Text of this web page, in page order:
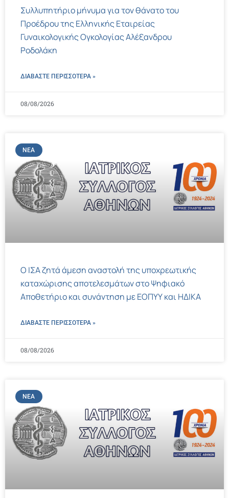
Συλλυπητήριο μήνυμα για τον θάνατο του
Προέδρου της Ελληνικής Εταιρείας
Γυναικολογικής Ογκολογίας Αλέξανδρου
Ροδολάκη
ΔΙΑΒΑΣΤΕ ΠΕΡΙΣΣΌΤΕΡΑ »
08/08/2026
ΝΈΑ
Ο ΙΣΑ ζητά άμεση αναστολή της υποχρεωτικής
καταχώρισης αποτελεσμάτων στο Ψηφιακό
Αποθετήριο και συνάντηση με ΕΟΠΥΥ και ΗΔΙΚΑ
ΔΙΑΒΑΣΤΕ ΠΕΡΙΣΣΌΤΕΡΑ »
08/08/2026
ΝΈΑ